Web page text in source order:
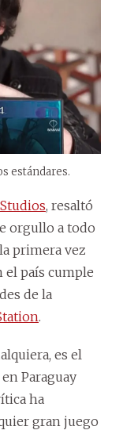
estándares.
, resaltó
orgullo a todo
primera vez
el país cumple
de la
.
es el
Paraguay
ha
gran juego